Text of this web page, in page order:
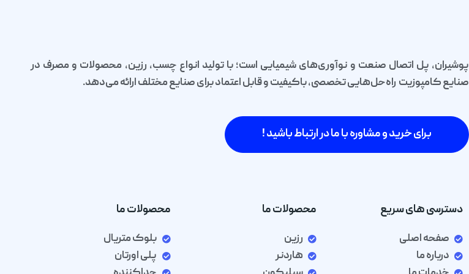
پوشیران، پل اتصال صنعت و نوآوری‌های شیمیایی است؛ با تولید انواع چسب، رزین، محصولات و مصرف در
صنایع کامپوزیت راه‌حل‌هایی تخصصی، باکیفیت و قابل اعتماد برای صنایع مختلف ارائه می‌دهد.
برای خرید و مشاوره با ما در ارتباط باشید !
دسترسی های سریع
صفحه اصلی
درباره ما
محصولات ما
رزین
هاردنر
محصولات ما
بلوک متریال
پلی اورتان